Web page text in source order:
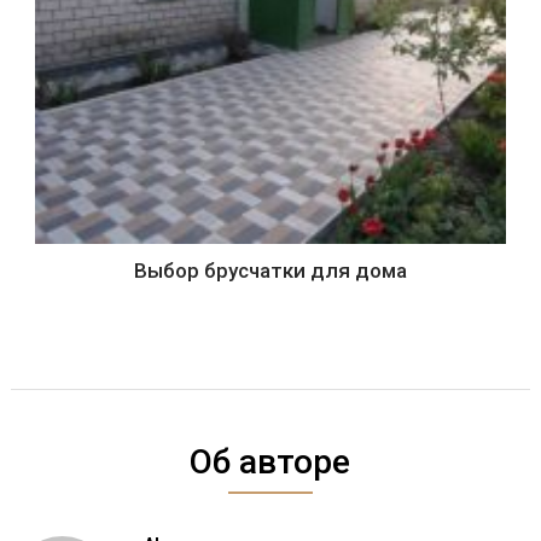
Выбор брусчатки для дома
Об авторе